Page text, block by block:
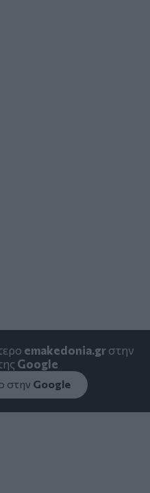
emakedonia.grστην
Google
στην Google